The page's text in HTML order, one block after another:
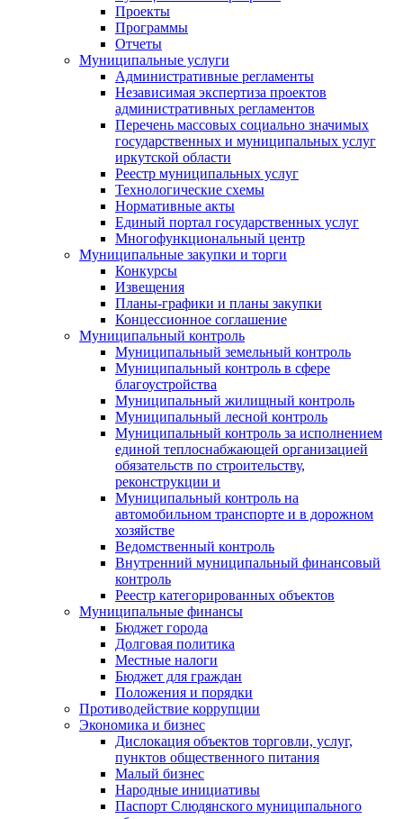
Проекты
Программы
Отчеты
Муниципальные услуги
Административные регламенты
Независимая экспертиза проектов
административных регламентов
Перечень массовых социально значимых
государственных и муниципальных услуг
иркутской области
Реестр муниципальных услуг
Технологические схемы
Нормативные акты
Единый портал государственных услуг
Многофункциональный центр
Муниципальные закупки и торги
Конкурсы
Извещения
Планы-графики и планы закупки
Концессионное соглашение
Муниципальный контроль
Муниципальный земельный контроль
Муниципальный контроль в сфере
благоустройства
Муниципальный жилищный контроль
Муниципальный лесной контроль
Муниципальный контроль за исполнением
единой теплоснабжающей организацией
обязательств по строительству,
реконструкции и
Муниципальный контроль на
автомобильном транспорте и в дорожном
хозяйстве
Ведомственный контроль
Внутренний муниципальный финансовый
контроль
Реестр категорированных объектов
Муниципальные финансы
Бюджет города
Долговая политика
Местные налоги
Бюджет для граждан
Положения и порядки
Противодействие коррупции
Экономика и бизнес
Дислокация объектов торговли, услуг,
пунктов общественного питания
Малый бизнес
Народные инициативы
Паспорт Слюдянского муниципального